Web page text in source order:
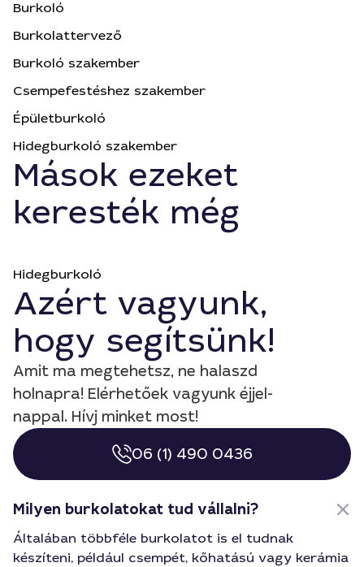
Burkoló
Burkolattervező
Burkoló szakember
Csempefestéshez szakember
Épületburkoló
Hidegburkoló szakember
Mások ezeket
keresték még
Hidegburkoló
Azért vagyunk,
hogy segítsünk!
Amit ma megtehetsz, ne halaszd
holnapra! Elérhetőek vagyunk éjjel-
nappal. Hívj minket most!
06 (1) 490 0436
Milyen burkolatokat tud vállalni?
Általában többféle burkolatot is el tudnak
készíteni, például csempét, kőhatású vagy kerámia